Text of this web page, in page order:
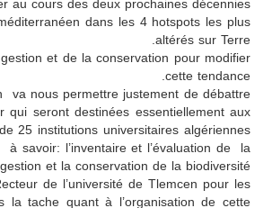
dans les 4 hotspots les plus
altérés sur Terre.
et de la conservation pour modifier
cette tendance.
va nous permettre justement de débattre
seront destinées essentiellement aux
25 institutions universitaires algériennes
savoir: l’inventaire et l’évaluation de la
et la conservation de la biodiversité.
de l’université de Tlemcen pour les
tache quant à l’organisation de cette